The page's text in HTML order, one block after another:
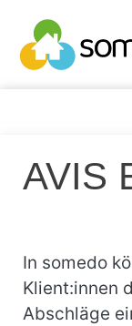
AVIS
In somedo
Klient:innen
Abschläge